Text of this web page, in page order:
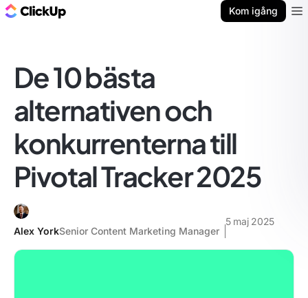
Kom igång
De 10 bästa
alternativen och
konkurrenterna till
Pivotal Tracker 2025
Alex YorkSenior Content Marketing Manager
5 maj 2025